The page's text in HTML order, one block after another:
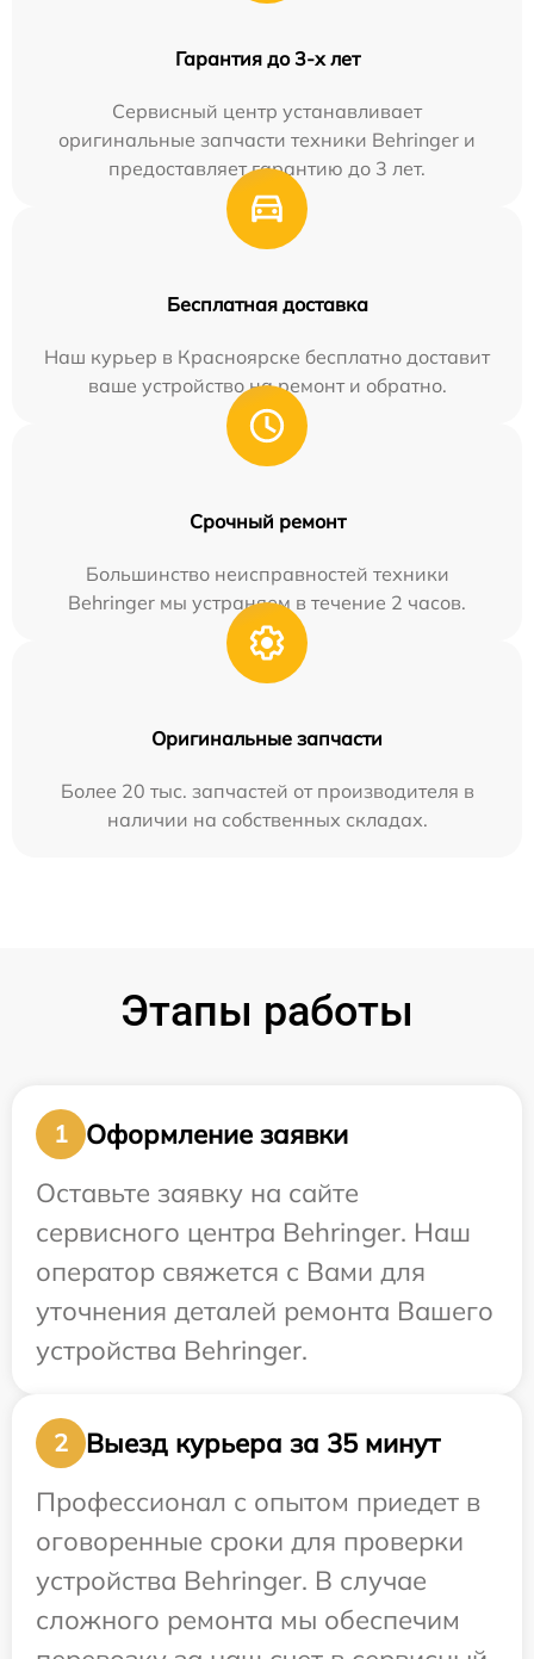
Гарантия до 3-х лет
Сервисный центр устанавливает
оригинальные запчасти техники Behringer и
предоставляет гарантию до 3 лет.
Бесплатная доставка
Наш курьер в Красноярске бесплатно доставит
ваше устройство на ремонт и обратно.
Срочный ремонт
Большинство неисправностей техники
Behringer мы устраняем в течение 2 часов.
Оригинальные запчасти
Более 20 тыс. запчастей от производителя в
наличии на собственных складах.
Этапы работы
1
Оформление заявки
Оставьте заявку на сайте
сервисного центра Behringer. Наш
оператор свяжется с Вами для
уточнения деталей ремонта Вашего
устройства Behringer.
2
Выезд курьера за 35 минут
Профессионал с опытом приедет в
оговоренные сроки для проверки
устройства Behringer. В случае
сложного ремонта мы обеспечим